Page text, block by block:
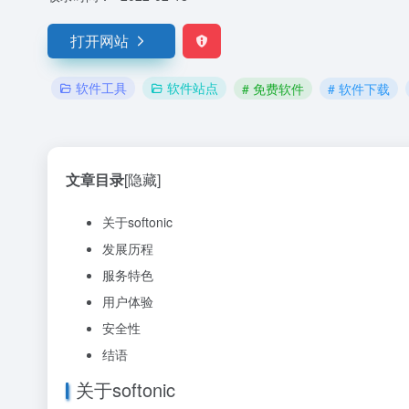
打开网站
软件工具 软件站点 # 免费软件 # 软件下载
文章目录[隐藏]
关于softonic
发展历程
服务特色
用户体验
安全性
结语
关于softonic